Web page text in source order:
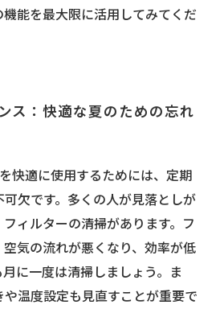
能を最大限に活用してみてくだ
ス：快適な夏のための忘れ
快適に使用するためには、定期
欠です。多くの人が見落としが
ィルターの清掃があります。フ
気の流れが悪くなり、効率が低
に一度は清掃しましょう。ま
温度設定も見直すことが重要で